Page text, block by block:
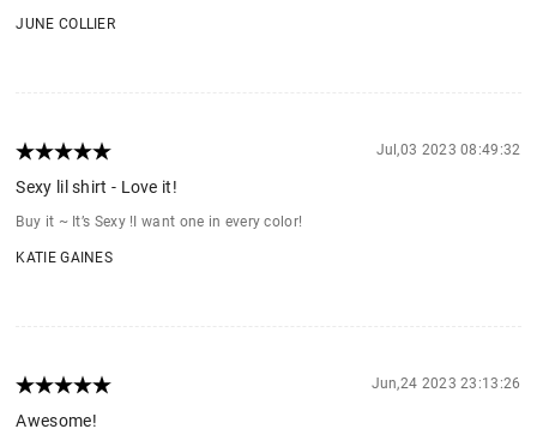
JUNE COLLIER
Jul,03 2023 08:49:32
Sexy lil shirt - Love it!
Buy it ~ It’s Sexy !I want one in every color!
KATIE GAINES
Jun,24 2023 23:13:26
Awesome!